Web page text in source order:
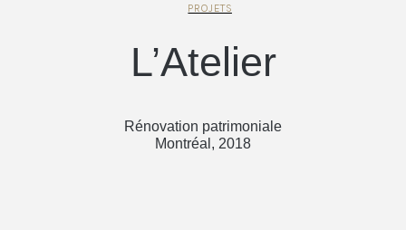
PROJETS
L’Atelier
Rénovation patrimoniale
Montréal, 2018